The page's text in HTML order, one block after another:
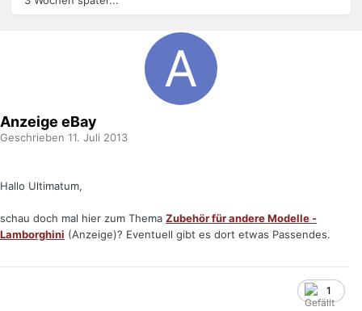
Anzeige eBay
Geschrieben 11. Juli 2013
Hallo Ultimatum,
schau doch mal hier zum Thema Zubehör für andere Modelle -
Lamborghini (Anzeige)? Eventuell gibt es dort etwas Passendes.
1